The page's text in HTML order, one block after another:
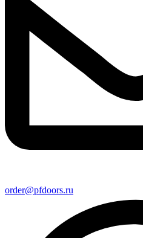
order@pfdoors.ru